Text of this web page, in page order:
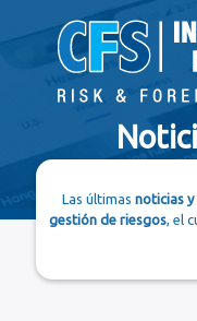
Las últimas noticias
gestión de riesgos, el